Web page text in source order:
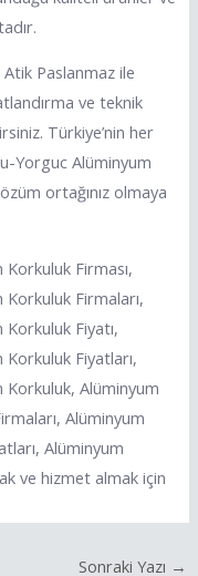
Paslanmaz ile
ve teknik
Türkiye’nin her
Yorguc Alüminyum
ortağınız olmaya
Firması,
Firmaları,
Fiyatı,
Fiyatları,
Alüminyum
Alüminyum
Alüminyum
ve hizmet almak için
Sonraki Yazı →